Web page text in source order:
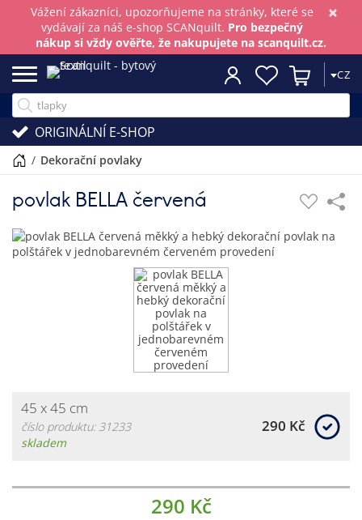
×
Vážení zákazníci, upozorňujeme na stránky, které se
vydávají za náš e-shop SCANquilt. Pro bezpečný
nákup si vždy ověřte, že nakupujete na scanquilt.cz.
CZ
ORIGINÁLNÍ E-SHOP
/ dekorační povlaky
povlak BELLA červená
45 x 45 cm
číslo produktu: 31233
skladem
290 Kč
290 Kč